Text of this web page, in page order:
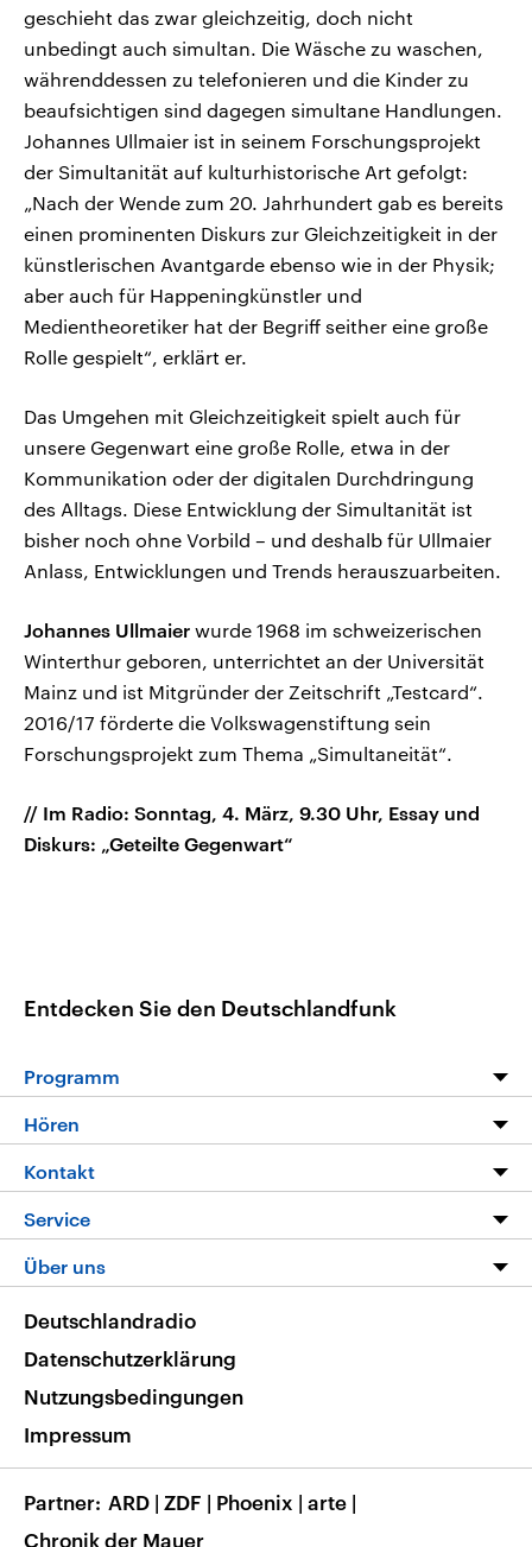
geschieht das zwar gleichzeitig, doch nicht
unbedingt auch simultan. Die Wäsche zu waschen,
währenddessen zu telefonieren und die Kinder zu
beaufsichtigen sind dagegen simultane Handlungen.
Johannes Ullmaier ist in seinem Forschungsprojekt
der Simultanität auf kulturhistorische Art gefolgt:
„Nach der Wende zum 20. Jahrhundert gab es bereits
einen prominenten Diskurs zur Gleichzeitigkeit in der
künstlerischen Avantgarde ebenso wie in der Physik;
aber auch für Happeningkünstler und
Medientheoretiker hat der Begriff seither eine große
Rolle gespielt“, erklärt er.
Das Umgehen mit Gleichzeitigkeit spielt auch für
unsere Gegenwart eine große Rolle, etwa in der
Kommunikation oder der digitalen Durchdringung
des Alltags. Diese Entwicklung der Simultanität ist
bisher noch ohne Vorbild – und deshalb für Ullmaier
Anlass, Entwicklungen und Trends herauszuarbeiten.
Johannes Ullmaier wurde 1968 im schweizerischen
Winterthur geboren, unterrichtet an der Universität
Mainz und ist Mitgründer der Zeitschrift „Testcard“.
2016/17 förderte die Volkswagenstiftung sein
Forschungsprojekt zum Thema „Simultaneität“.
// Im Radio: Sonntag, 4. März, 9.30 Uhr, Essay und
Diskurs: „Geteilte Gegenwart“
Entdecken Sie den Deutschlandfunk
Programm
Programm
Die Nachrichten
Nachrichtenleicht
Neue Beiträge auf dlf.de
Hören
Livestream
Podcasts
Deutschlandfunk App
Nachrichten App
Frequenzen
Kontakt
Hörerservice
Service
FAQ
Veranstaltungen
Musikliste
RSS
Über uns
Barrierefreiheit
Deutschlandradio
Datenschutzerklärung
Nutzungsbedingungen
Impressum
Partner ARD | ZDF | Phoenix | arte |
Chronik der Mauer